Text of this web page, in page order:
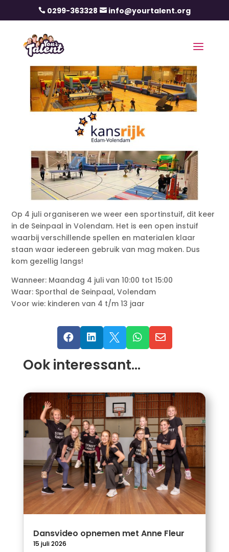
 0299-363328  info@yourtalent.org
Op 4 juli organiseren we weer een sportinstuif, dit keer
in de Seinpaal in Volendam. Het is een open instuif
waarbij verschillende spellen en materialen klaar
staan waar iedereen gebruik van mag maken. Dus
kom gezellig langs!
Wanneer: Maandag 4 juli van 10:00 tot 15:00
Waar: Sporthal de Seinpaal, Volendam
Voor wie: kinderen van 4 t/m 13 jaar
    
Ook interessant…
Dansvideo opnemen met Anne Fleur
15 juli 2026